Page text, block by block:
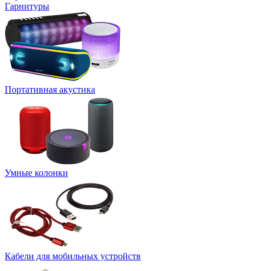
Гарнитуры
Портативная акустика
Умные колонки
Кабели для мобильных устройств